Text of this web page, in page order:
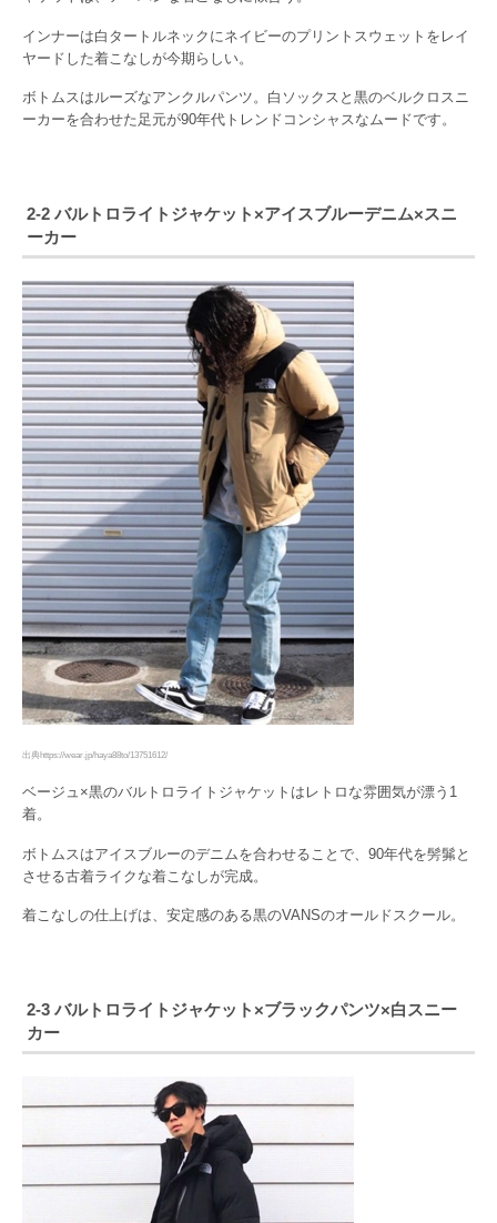
インナーは白タートルネックにネイビーのプリントスウェットをレイ
ヤードした着こなしが今期らしい。
ボトムスはルーズなアンクルパンツ。白ソックスと黒のベルクロスニ
ーカーを合わせた足元が90年代トレンドコンシャスなムードです。
2-2 バルトロライトジャケット×アイスブルーデニム×スニ
ーカー
出典https://wear.jp/haya88to/13751612/
ベージュ×黒のバルトロライトジャケットはレトロな雰囲気が漂う1
着。
ボトムスはアイスブルーのデニムを合わせることで、90年代を髣髴と
させる古着ライクな着こなしが完成。
着こなしの仕上げは、安定感のある黒のVANSのオールドスクール。
2-3 バルトロライトジャケット×ブラックパンツ×白スニー
カー